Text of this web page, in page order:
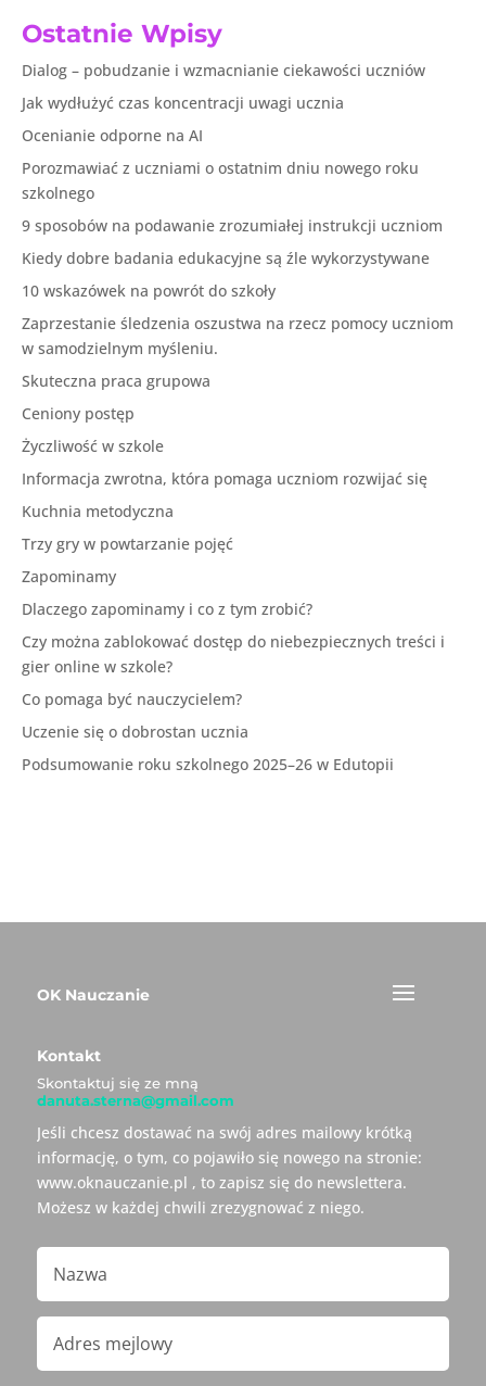
Ostatnie Wpisy
Dialog – pobudzanie i wzmacnianie ciekawości uczniów
Jak wydłużyć czas koncentracji uwagi ucznia
Ocenianie odporne na AI
Porozmawiać z uczniami o ostatnim dniu nowego roku
szkolnego
9 sposobów na podawanie zrozumiałej instrukcji uczniom
Kiedy dobre badania edukacyjne są źle wykorzystywane
10 wskazówek na powrót do szkoły
Zaprzestanie śledzenia oszustwa na rzecz pomocy uczniom
w samodzielnym myśleniu.
Skuteczna praca grupowa
Ceniony postęp
Życzliwość w szkole
Informacja zwrotna, która pomaga uczniom rozwijać się
Kuchnia metodyczna
Trzy gry w powtarzanie pojęć
Zapominamy
Dlaczego zapominamy i co z tym zrobić?
Czy można zablokować dostęp do niebezpiecznych treści i
gier online w szkole?
Co pomaga być nauczycielem?
Uczenie się o dobrostan ucznia
Podsumowanie roku szkolnego 2025–26 w Edutopii
OK Nauczanie
Kontakt
Skontaktuj się ze mną
danuta.sterna@gmail.com
Jeśli chcesz dostawać na swój adres mailowy krótką
informację, o tym, co pojawiło się nowego na stronie:
www.oknauczanie.pl , to zapisz się do newslettera.
Możesz w każdej chwili zrezygnować z niego.